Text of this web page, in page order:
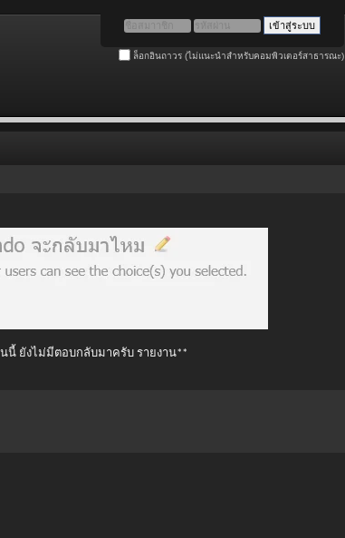
ล็อกอินถาวร (ไม่แนะนำสำหรับคอมพิวเตอร์สาธารณะ)
นนี้ ยังไม่มีตอบกลับมาครับ รายงาน**